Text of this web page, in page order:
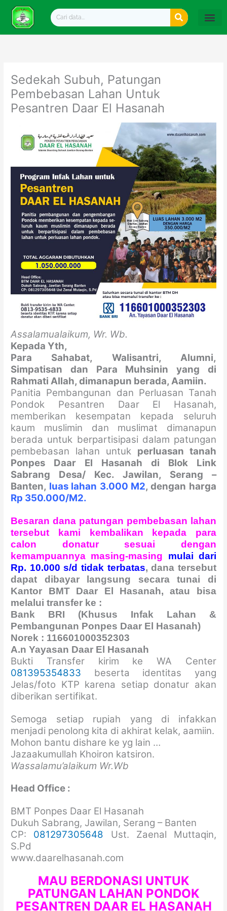
Lewati
konten
Search
Sedekah Subuh, Patungan
Pembebasan Lahan Untuk
Pesantren Daar El Hasanah
Assalamualaikum, Wr. Wb.
Kepada Yth,
Para Sahabat, Walisantri, Alumni,
Simpatisan dan Para Muhsininyang di
Rahmati Allah, dimanapun berada, Aamiin.
Panitia Pembangunan dan Perluasan Tanah
Pondok Pesantren Daar El Hasanah,
memberikan kesempatan kepada seluruh
kaum muslimin dan muslimat dimanapun
berada untuk berpartisipasi dalam patungan
pembebasan lahan untuk perluasan tanah
Ponpes Daar El Hasanah di Blok Link
Sabrang Desa/ Kec. Jawilan, Serang –
Banten, luas lahan 3.000 M2, dengan harga
Rp 350.000/M2.
Besaran dana patungan pembebasan lahan
tersebut kami kembalikan kepada para
calon donatur sesuai dengan
kemampuannya masing-masing
mulai dari
Rp. 10.000 s/d tidak terbatas, dana tersebut
dapat dibayar langsung secara tunai di
Kantor BMT Daar El Hasanah, atau bisa
melalui transfer ke :
Bank BRI (Khusus Infak Lahan &
Pembangunan Ponpes Daar El Hasanah)
Norek : 116601000352303
A.n Yayasan Daar El Hasanah
Bukti Transfer kirim ke WA Center
081395354833 beserta identitas yang
Jelas/foto KTP karena setiap donatur akan
diberikan sertifikat.
Semoga setiap rupiah yang di infakkan
menjadi penolong kita di akhirat kelak, aamiin.
Mohon bantu dishare ke yg lain …
Jazaakumullah Khoiron katsiron.
Wassalamu’alaikum Wr.Wb
Head Office :
BMT Ponpes Daar El Hasanah
Dukuh Sabrang, Jawilan, Serang – Banten
CP: 081297305648 Ust. Zaenal Muttaqin,
S.Pd
www.daarelhasanah.com
MAU BERDONASI UNTUK
PATUNGAN LAHAN PONDOK
PESANTREN DAAR EL HASANAH